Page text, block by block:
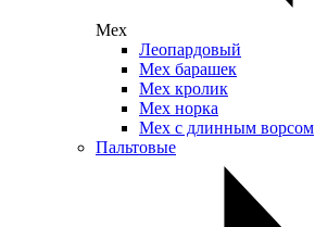
Мех
Леопардовый
Мех барашек
Мех кролик
Мех норка
Мех с длинным ворсом
Пальтовые